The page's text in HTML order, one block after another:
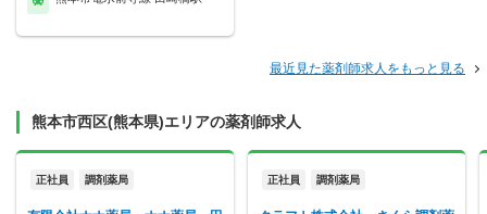
最近見た薬剤師求人をもっと見る
熊本市西区(熊本県)エリアの薬剤師求人
正社員 調剤薬局 正社員 調剤薬局